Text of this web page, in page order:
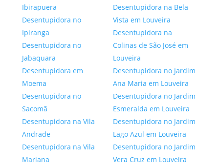
Ibirapuera
Desentupidora no
Ipiranga
Desentupidora no
Jabaquara
Desentupidora em
Moema
Desentupidora no
Sacomã
Desentupidora na Vila
Andrade
Desentupidora na Vila
Mariana
Desentupidora na Bela
Vista em Louveira
Desentupidora na
Colinas de São José em
Louveira
Desentupidora no Jardim
Ana Maria em Louveira
Desentupidora no Jardim
Esmeralda em Louveira
Desentupidora no Jardim
Lago Azul em Louveira
Desentupidora no Jardim
Vera Cruz em Louveira